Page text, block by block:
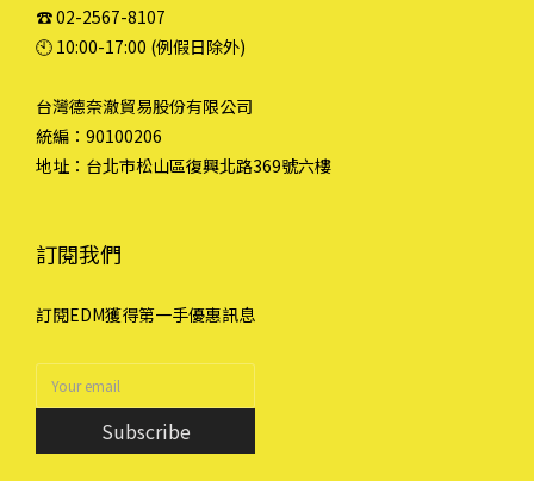
☎︎ 02-2567-8107
🕙︎ 10:00-17:00 (例假日除外)
台灣德奈澈貿易股份有限公司
統編：90100206
地址：台北市松山區復興北路369號六樓
訂閱我們
訂閱EDM獲得第一手優惠訊息
Subscribe